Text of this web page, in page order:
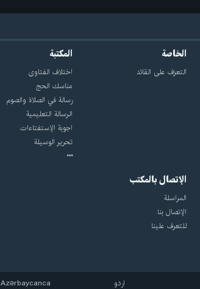
الخاصة
التعرّف على القائد
المكتبة
اختلاف الفتاوى
مناسك الحج
رسالة في الصلاة والصوم
الرسالة التعليمية
اجوبة الإستفتاءات
تحرير الوسيلة
الإتصال بالمكتب
المراسلة
الإتصال بنا
للتعرف علينا
اردو Azərbaycanca